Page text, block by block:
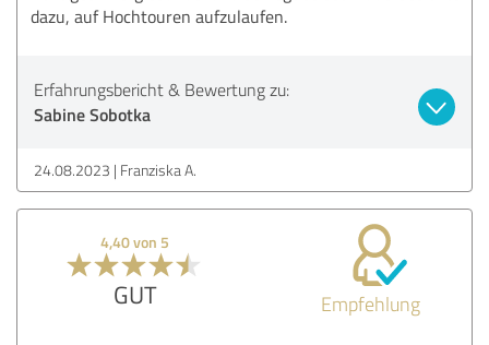
dazu, auf Hochtouren aufzulaufen.
Erfahrungsbericht & Bewertung zu:
Sabine Sobotka
24.08.2023 Franziska A.
4,40 von 5
GUT Empfehlung